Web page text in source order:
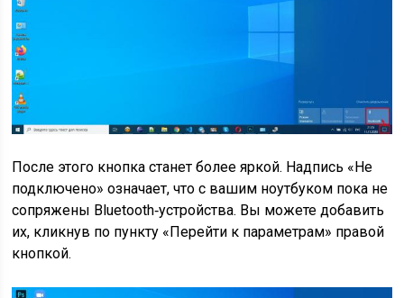
После этого кнопка станет более яркой. Надпись «Не
подключено» означает, что с вашим ноутбуком пока не
сопряжены Bluetooth‑устройства. Вы можете добавить
их, кликнув по пункту «Перейти к параметрам» правой
кнопкой.